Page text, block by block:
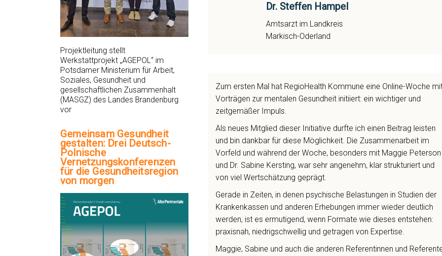
Dr. Steffen Hampel
Amtsarzt im Landkreis
Markisch-Oderland
Zum ersten Mal hat RegioHealth Kommune eine Online-Woche
Vorträgen zur mentalen Gesundheit initiiert: ein wichtiger und
zeitgemäßer Impuls.
Als neues Mitglied dieser Initiative durfte ich einen Beitrag leisten
und bin dankbar für diese Möglichkeit. Die Zusammenarbeit im
Vorfeld und während der Woche, besonders mit Maggie Peterson
und Dr. Sabine Kersting, war sehr angenehm, klar strukturiert und
von viel Wertschätzung geprägt.
Gerade in Zeiten, in denen psychische Belastungen in Studien der
Krankenkassen und anderen Erhebungen immer wieder deutlich
werden, ist es ermutigend, wenn Formate wie dieses entstehen:
praxisnah, niedrigschwellig und getragen von Expertise.
Maggie, Sabine und auch die anderen Referentinnen und
Projektleitung stellt
Werkstattprojekt „AGEPOL“ im
Potsdamer Ministerium für Arbeit,
Soziales, Gesundheit und
gesellschaftlichen Zusammenhalt
(MASGZ) des Landes Brandenburg
vor
Gemeinsam Gesundheit
gestalten: Drei Deutsch-
Polnische
Vernetzungskonferenzen
für die Gesundheitsregion
von morgen